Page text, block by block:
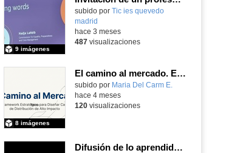
subido por Tic ies quevedo
madrid
9 imágenes
hace 3 meses
487visualizaciones
El camino al mercado. Estrategia de distribución. Creado por Isabel Álvarez Balboa con IA
subido por Maria Del Carm E.
8 imágenes
hace 4 meses
120visualizaciones
Difusión de lo aprendido en Cursos de Formación Erasmus+ 2025